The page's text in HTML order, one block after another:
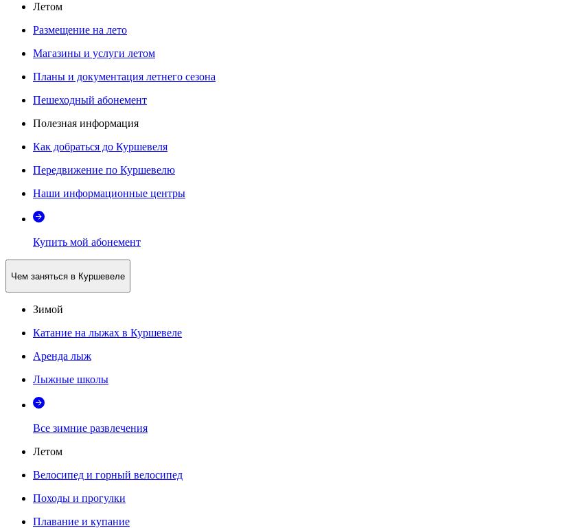
Летом
Размещение на лето
Магазины и услуги летом
Планы и документация летнего сезона
Пешеходный абонемент
Полезная информация
Как добраться до Куршевеля
Передвижение по Куршевелю
Наши информационные центры
Купить мой абонемент
Чем заняться в Куршевеле
Зимой
Катание на лыжах в Куршевеле
Аренда лыж
Лыжные школы
Все зимние развлечения
Летом
Велосипед и горный велосипед
Походы и прогулки
Плавание и купание